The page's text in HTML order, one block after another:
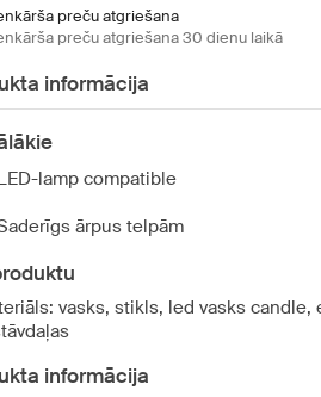
preču atgriešana
preču atgriešana 30 dienu laikā
informācija
lamp compatible
ārpus telpām
vasks, stikls, led vasks candle,
informācija